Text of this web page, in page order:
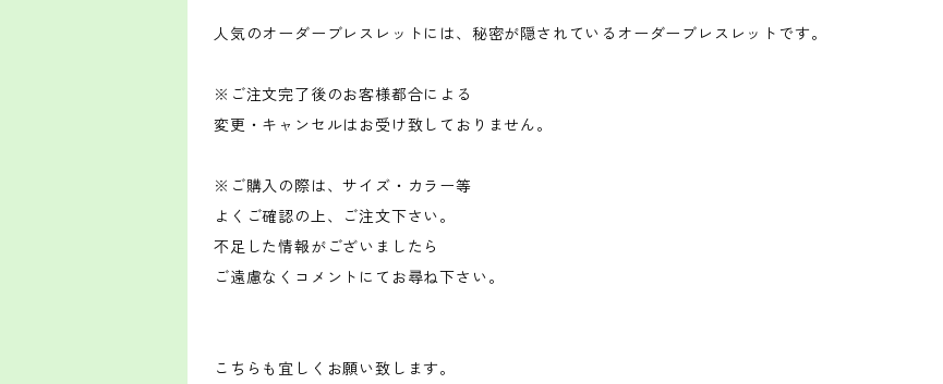
人気のオーダーブレスレットには、秘密が隠されているオーダーブレスレットです。
※ご注文完了後のお客様都合による
変更・キャンセルはお受け致しておりません。
※ご購入の際は、サイズ・カラー等
よくご確認の上、ご注文下さい。
不足した情報がございましたら
ご遠慮なくコメントにてお尋ね下さい。
こちらも宜しくお願い致します。